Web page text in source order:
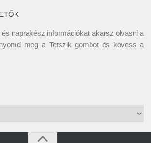
naprakész információkat akarsz olvasni a
meg a Tetszik gombot és kövess a